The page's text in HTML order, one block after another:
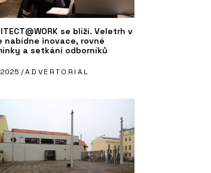
se blíží. Veletrh v
nabídne inovace, rovné
a setkání odborníků
/ADVERTORIAL